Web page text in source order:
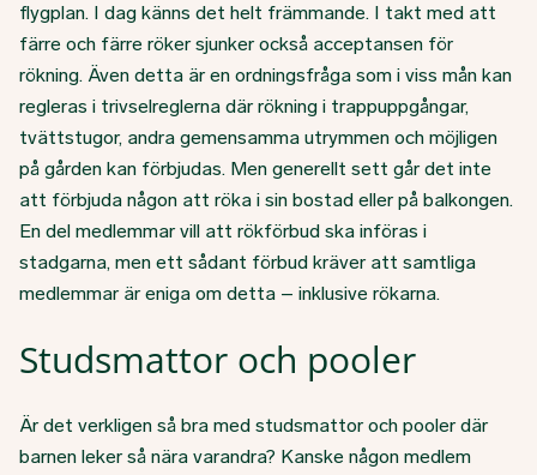
flygplan. I dag känns det helt främmande. I takt med att
färre och färre röker sjunker också acceptansen för
rökning. Även detta är en ordningsfråga som i viss mån kan
regleras i trivselreglerna där rökning i trappuppgångar,
tvättstugor, andra gemensamma utrymmen och möjligen
på gården kan förbjudas. Men generellt sett går det inte
att förbjuda någon att röka i sin bostad eller på balkongen.
En del medlemmar vill att rökförbud ska införas i
stadgarna, men ett sådant förbud kräver att samtliga
medlemmar är eniga om detta – inklusive rökarna.
Studsmattor och pooler
Är det verkligen så bra med studsmattor och pooler där
barnen leker så nära varandra? Kanske någon medlem